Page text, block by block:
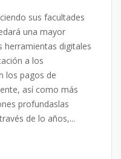
sus facultades
una mayor
herramientas digitales
a los
los pagos de
así como más
profundaslas
de lo años,...